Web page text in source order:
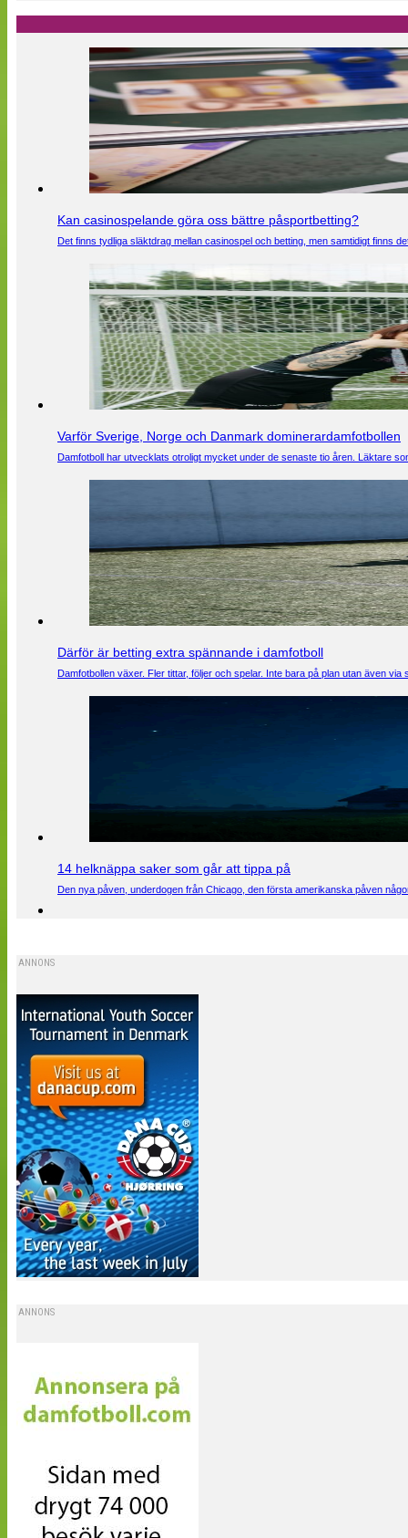
Kan casinospelande göra oss bättre påsportbetting?
Det finns tydliga släktdrag mellan casinospel och betting, men samtidigt finns
Varför Sverige, Norge och Danmark dominerardamfotbollen
Damfotboll har utvecklats otroligt mycket under de senaste tio åren. Läktare
Därför är betting extra spännande i damfotboll
Damfotbollen växer. Fler tittar, följer och spelar. Inte bara på plan utan även
14 helknäppa saker som går att tippa på
Den nya påven, underdogen från Chicago, den första amerikanska påven
ANNONS
ANNONS